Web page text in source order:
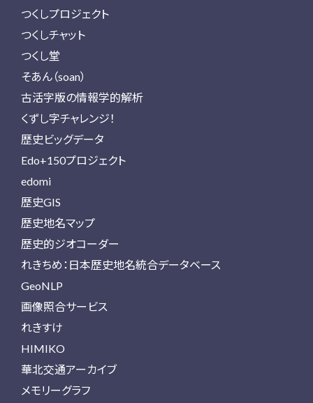
つくしプロジェクト
つくしチャット
つくし堂
そあん（soan）
古活字版の情報学的解析
くずし字チャレンジ！
歴史ビッグデータ
Edo+150プロジェクト
edomi
歴史GIS
歴史地名マップ
歴史的ジオコーダー
れきちめ：日本歴史地名統合データベース
GeoNLP
画像照合サービス
れきすけ
HIMIKO
華北交通アーカイブ
メモリーグラフ